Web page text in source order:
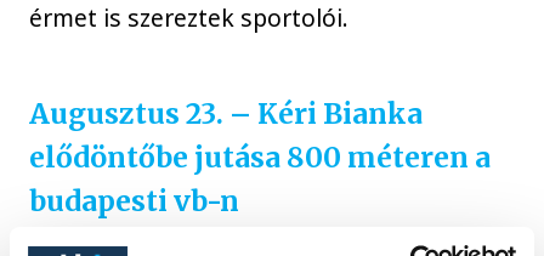
érmet is szereztek sportolói.
Augusztus 23. – Kéri Bianka
elődöntőbe jutása 800 méteren a
budapesti vb-n